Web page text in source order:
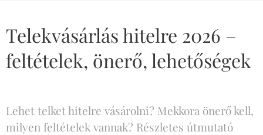
Telekvásárlás hitelre 2026 –
feltételek, önerő, lehetőségek
Lehet telket hitelre vásárolni? Mekkora önerő kell,
milyen feltételek vannak? Részletes útmutató